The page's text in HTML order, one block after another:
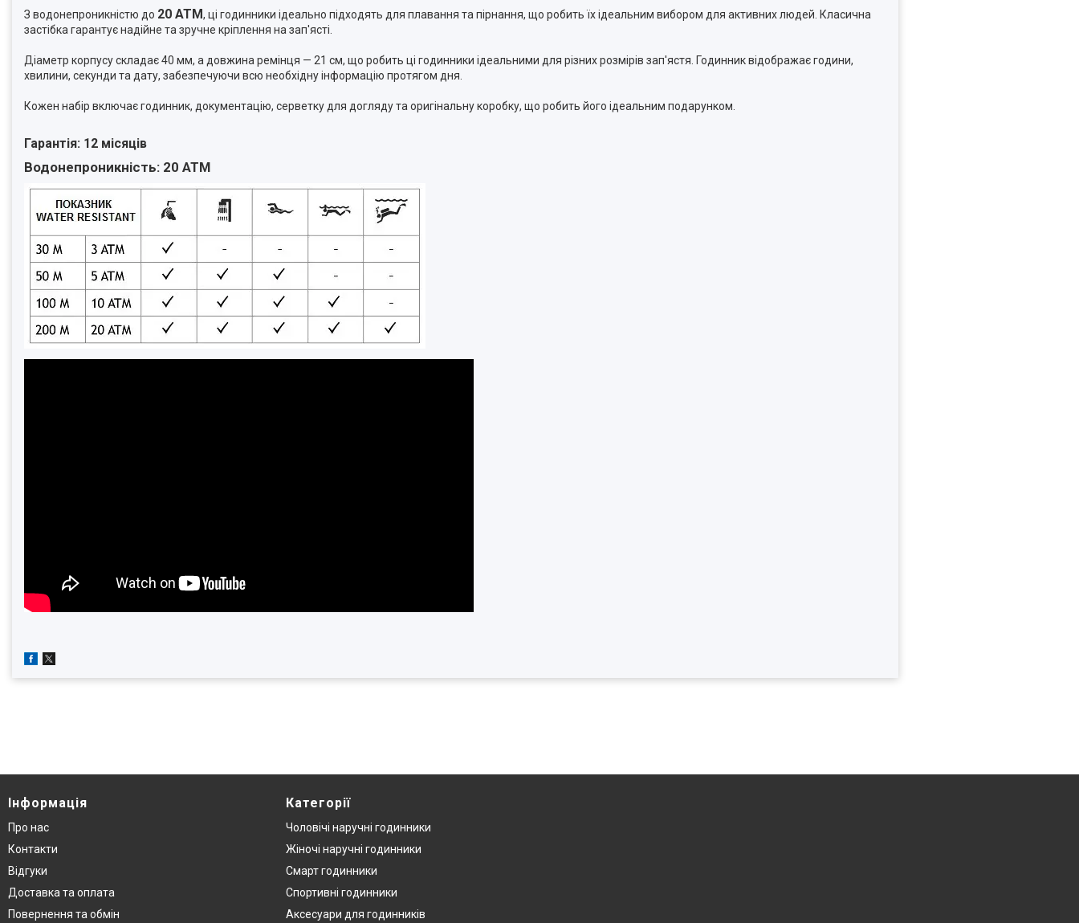
З водонепроникністю до 20 ATM, ці годинники ідеально підходять для плавання та пірнання, що робить їх ідеальним вибором для активних людей. Класична
застібка гарантує надійне та зручне кріплення на зап'ясті.
Діаметр корпусу складає 40 мм, а довжина ремінця — 21 см, що робить ці годинники ідеальними для різних розмірів зап'ястя. Годинник відображає години,
хвилини, секунди та дату, забезпечуючи всю необхідну інформацію протягом дня.
Кожен набір включає годинник, документацію, серветку для догляду та оригінальну коробку, що робить його ідеальним подарунком.
Гарантія: 12 місяців
Водонепроникність: 20 АТМ
Інформація
Про нас
Контакти
Відгуки
Доставка та оплата
Повернення та обмін
Категорії
Чоловічі наручні годинники
Жіночі наручні годинники
Смарт годинники
Спортивні годинники
Аксесуари для годинників